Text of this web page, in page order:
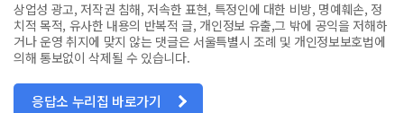
상업성 광고, 저작권 침해, 저속한 표현, 특정인에 대한 비방, 명예훼손, 정
치적 목적, 유사한 내용의 반복적 글, 개인정보 유출,그 밖에 공익을 저해하
거나 운영 취지에 맞지 않는 댓글은 서울특별시 조례 및 개인정보보호법에
의해 통보없이 삭제될 수 있습니다.
응답소 누리집 바로가기